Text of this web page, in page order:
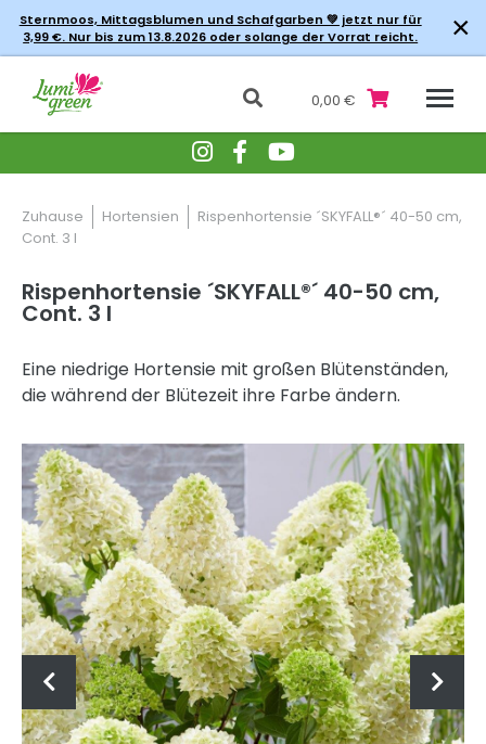
Sternmoos, Mittagsblumen und Schafgarben 💚 jetzt nur für
3,99 €. Nur bis zum 13.8.2026 oder solange der Vorrat reicht.
×
0,00 €
Zuhause Hortensien
Rispenhortensie ´SKYFALL®´ 40-50 cm,
Cont. 3 l
Rispenhortensie ´SKYFALL®´ 40-50 cm,
Cont. 3 l
Eine niedrige Hortensie mit großen Blütenständen,
die während der Blütezeit ihre Farbe ändern.